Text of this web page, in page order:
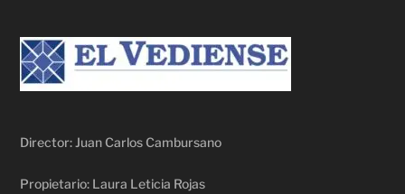
Director: Juan Carlos Cambursano
Propietario: Laura Leticia Rojas